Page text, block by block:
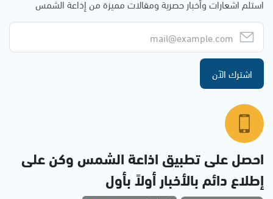
استلم اشعارات وأخبار حصرية ومقالات مميزة من إذاعة الشمس
اشترك الآن
احصل على تطبيق اذاعة الشمس وكن على
إطلاع دائم بالأخبار أولاً بأول